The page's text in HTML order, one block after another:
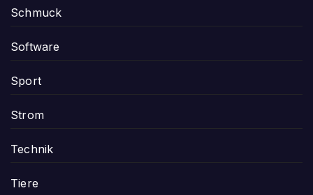
Schmuck
Software
Sport
Strom
Technik
Tiere